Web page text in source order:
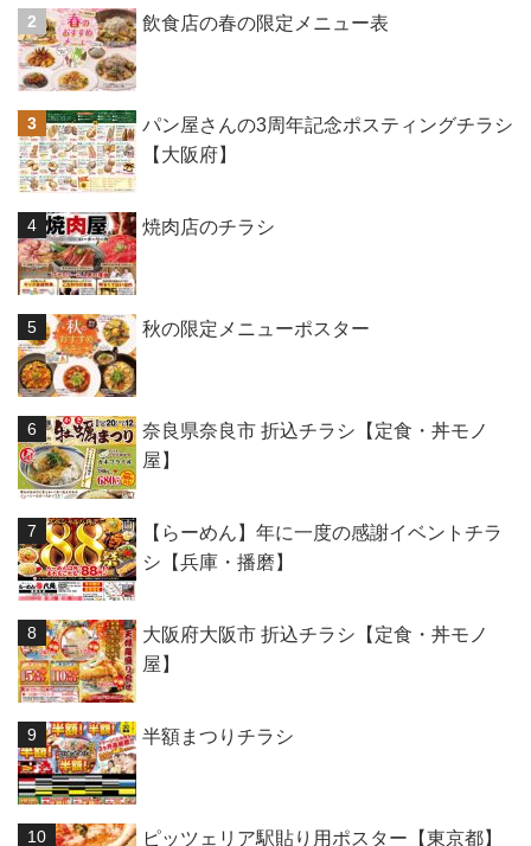
飲食店の春の限定メニュー表
パン屋さんの3周年記念ポスティングチラシ
【大阪府】
焼肉店のチラシ
秋の限定メニューポスター
奈良県奈良市 折込チラシ【定食・丼モノ
屋】
【らーめん】年に一度の感謝イベントチラ
シ【兵庫・播磨】
大阪府大阪市 折込チラシ【定食・丼モノ
屋】
半額まつりチラシ
ピッツェリア駅貼り用ポスター【東京都】